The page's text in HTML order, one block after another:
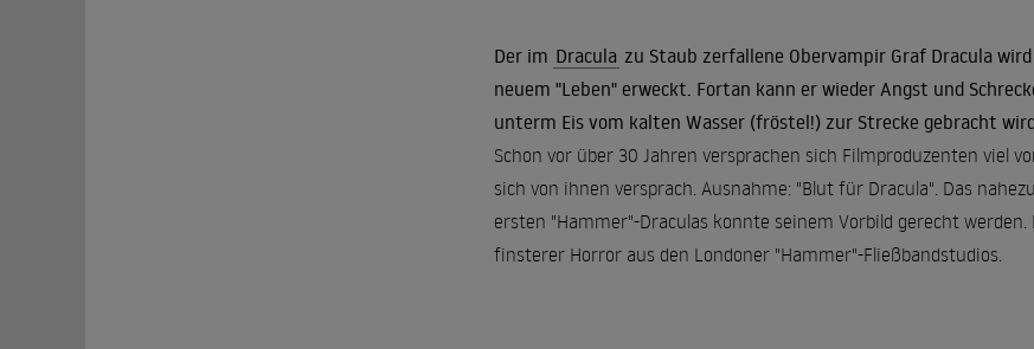
Der im Dracula zu Staub zerfallene Obervampir Graf Dracula
neuem "Leben" erweckt. Fortan kann er wieder Angst und
unterm Eis vom kalten Wasser (fröstel!) zur Strecke gebracht
Schon vor über 30 Jahren versprachen sich Filmproduzenten viel
sich von ihnen versprach. Ausnahme: "Blut für Dracula". Das
ersten "Hammer"-Draculas konnte seinem Vorbild gerecht
finsterer Horror aus den Londoner "Hammer"-Fließbandstudios.